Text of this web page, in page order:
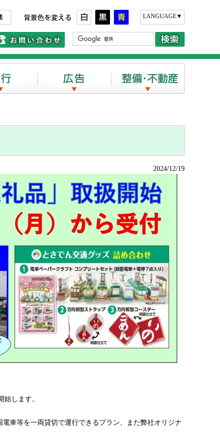
LANGUAGE▼
背景色を変える
合わせ 電話でのお問い合わせ
2024/12/19
します。
車等を一両貸切で運行できるプラン、また弊社オリジナ